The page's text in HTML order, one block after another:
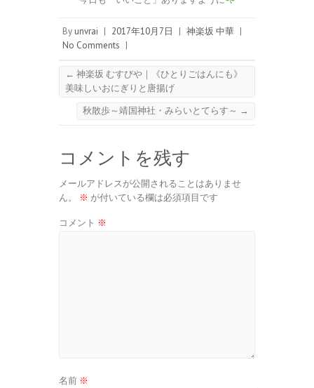
By unvrai | 2017年10月7日 | 神楽坂 中華 |
No Comments |
← 神楽坂 むすびや｜《ひとりごはんにも》
美味しいおにぎりと唐揚げ
秋散歩～靖国神社・みらいとてらす～ →
コメントを残す
メールアドレスが公開されることはありませ
ん。
※ が付いている欄は必須項目です
コメント ※
名前 ※